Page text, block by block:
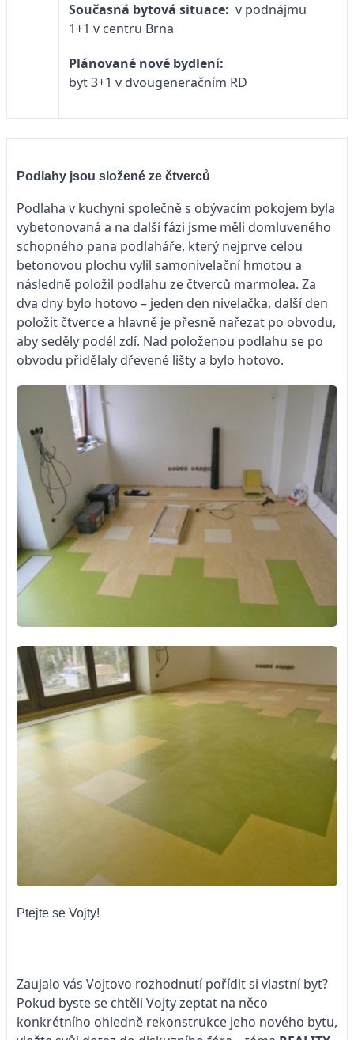
Současná bytová situace: v podnájmu
1+1 v centru Brna
Plánované nové bydlení:
byt 3+1 v dvougeneračním RD
Podlahy jsou složené ze čtverců
Podlaha v kuchyni společně s obývacím pokojem byla
vybetonovaná a na další fázi jsme měli domluveného
schopného pana podlaháře, který nejprve celou
betonovou plochu vylil samonivelační hmotou a
následně položil podlahu ze čtverců marmolea. Za
dva dny bylo hotovo – jeden den nivelačka, další den
položit čtverce a hlavně je přesně nařezat po obvodu,
aby seděly podél zdí. Nad položenou podlahu se po
obvodu přidělaly dřevené lišty a bylo hotovo.
Ptejte se Vojty!
Zaujalo vás Vojtovo rozhodnutí pořídit si vlastní byt?
Pokud byste se chtěli Vojty zeptat na něco
konkrétního ohledně rekonstrukce jeho nového bytu,